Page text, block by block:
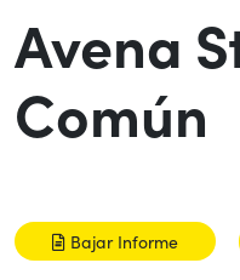
Avena
Común
Bajar Informe